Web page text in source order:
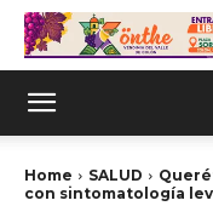
Home SALUD
con sintomatología